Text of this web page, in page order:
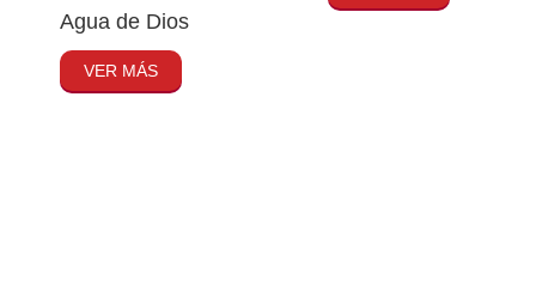
Agua de Dios
VER MÁS